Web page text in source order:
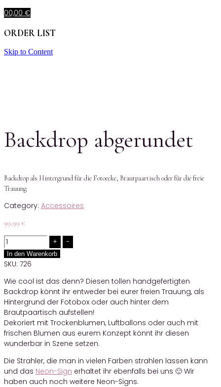
00,00 €
ORDER LIST
Skip to Content
Backdrop abgerundet
Backdrop als Hintergrund für die Fotoecke, Brautpaartisch oder für die freie
Trauung
Category: Accessoires
99,99 €
Quantity
In den Warenkorb
SKU: 726
Wie cool ist das denn? Diesen tollen handgefertigten
Backdrop könnt ihr entweder bei eurer freien Trauung, als
Hintergrund der Fotobox oder auch hinter dem
Brautpaartisch aufstellen!
Dekoriert mit Trockenblumen, Luftballons oder auch mit
frischen Blumen aus eurem Konzept könnt ihr diesen
wunderbar in Szene setzen.
Die Strahler, die man in vielen Farben strahlen lassen kann
und das Neon-Sign erhaltet ihr ebenfalls bei uns 🙂 Wir
haben auch noch weitere Neon-Signs.